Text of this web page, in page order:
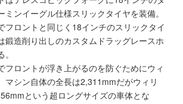
ミンイーグル仕様スリックタイヤを装備。
フロントと同じく18インチのスリックタイ
鍛造削り出しのカスタムドラッグレースホ
フロントが浮き上がるのを防ぐためにウィ
マシン自体の全長は2,311mmだがウィリ
という超ロングサイズの車体とな